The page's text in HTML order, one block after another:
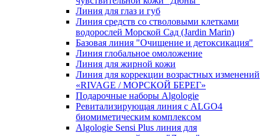
Линия для глаз и губ
Линия средств со стволовыми клетками
водорослей Морской Сад (Jardin Marin)
Базовая линия "Очищение и детоксикация"
Линия глобальное омоложение
Линия для жирной кожи
Линия для коррекции возрастных изменений
«RIVAGE / МОРСКОЙ БЕРЕГ»
Подарочные наборы Algologie
Ревитализирующая линия с ALGO4
биомиметическим комплексом
Algologie Sensi Plus линия для